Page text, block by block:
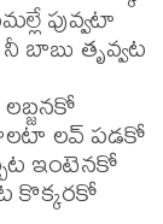
పువ్వటా
నీ బాబు తృవ్వట
లవ్ పడకో
ఇంటెనకో
కొక్కరకో